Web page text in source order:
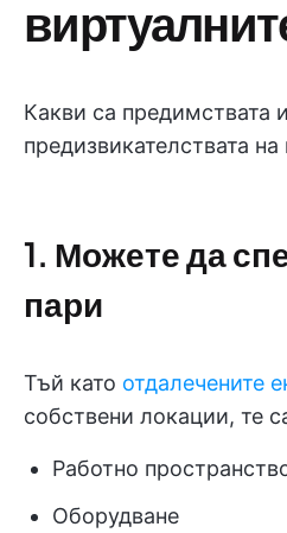
Какви са предимствата и
предизвикателствата
1. Можете да
пари
Тъй като отдалечените
собствени локации, те
Работно
Оборудване